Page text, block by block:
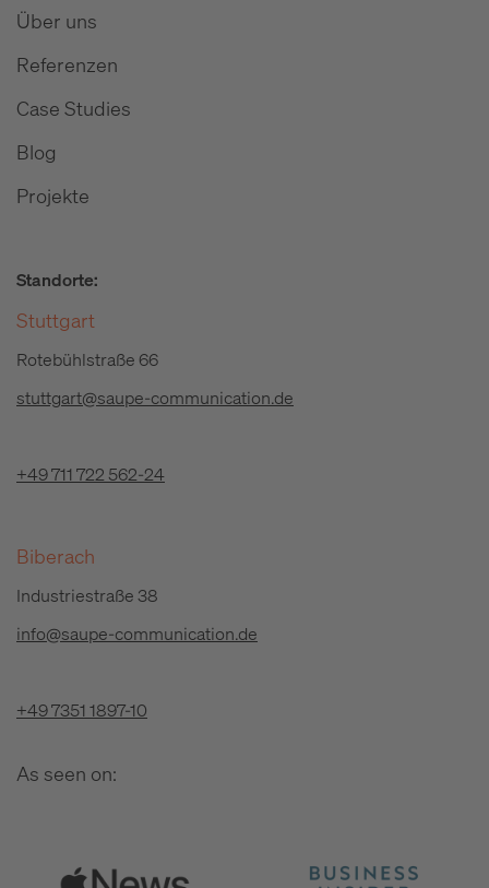
Über uns
Referenzen
Case Studies
Blog
Projekte
Standorte:
Stuttgart
Rotebühlstraße 66
stuttgart@saupe-communication.de
+49 711 722 562-24
Biberach
Industriestraße 38
info@saupe-communication.de
+49 7351 1897-10
As seen on: